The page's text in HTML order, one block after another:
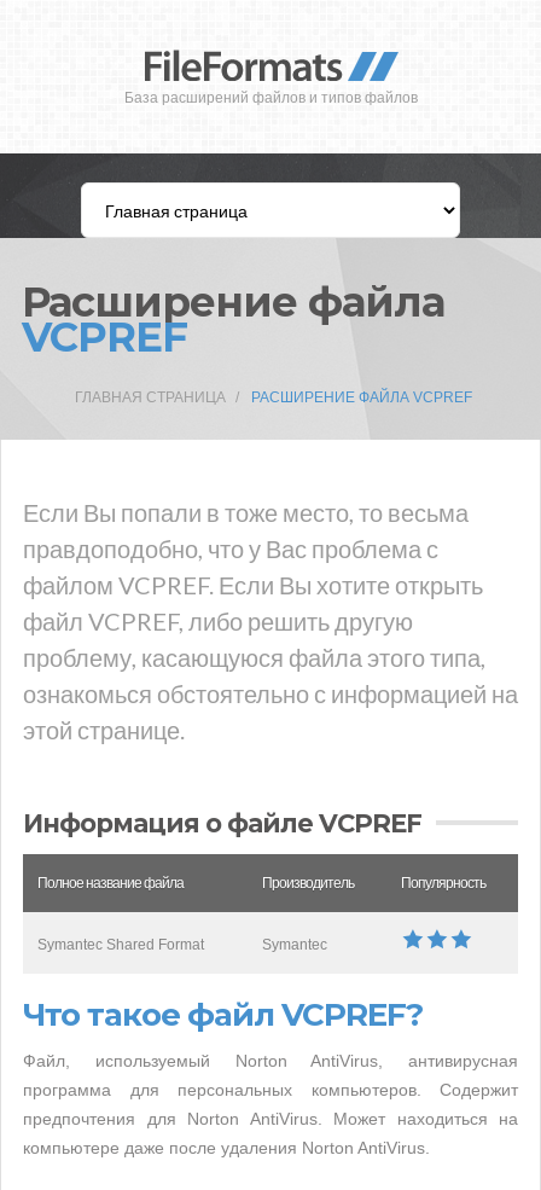
База расширений файлов и типов файлов
Расширение файла
VCPREF
ГЛАВНАЯ СТРАНИЦА РАСШИРЕНИЕ ФАЙЛА VCPREF
Если Вы попали в тоже место, то весьма
правдоподобно, что у Вас проблема с
файлом VCPREF. Если Вы хотите открыть
файл VCPREF, либо решить другую
проблему, касающуюся файла этого типа,
ознакомься обстоятельно с информацией на
этой странице.
Информация о файле VCPREF
Полное название файла Производитель Популярность
Symantec Shared Format Symantec
Что такое файл VCPREF?
Файл, используемый Norton AntiVirus, антивирусная
программа для персональных компьютеров. Содержит
предпочтения для Norton AntiVirus. Может находиться на
компьютере даже после удаления Norton AntiVirus.